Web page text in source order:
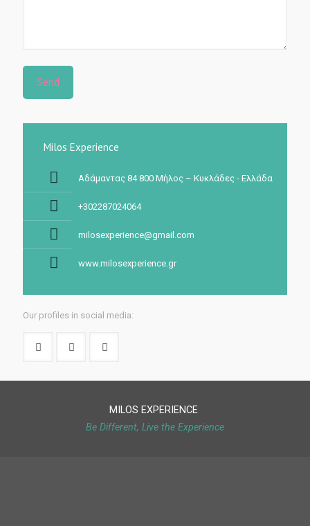
Milos Experience
Αδάμαντας 84 800 Μήλος – Κυκλάδες - Ελλάδα
+302287024064
milosexperience@gmail.com
www.milosexperience.gr
Our profiles in social media:
MILOS EXPERIENCE
Be Different, Live the Experience